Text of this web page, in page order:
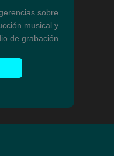
sobre
musical y
de grabación.